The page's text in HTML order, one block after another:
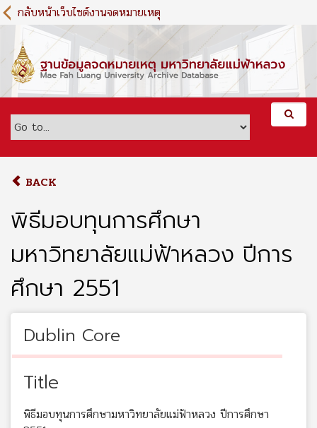
S
k
m
c
กลับหน้าเว็บไซต์งานจดหมายเหตุ
BACK
พิธีมอบทุนการศึกษา
มหาวิทยาลัยแม่ฟ้าหลวง ปีการ
ศึกษา 2551
Dublin Core
Title
พิธีมอบทุนการศึกษามหาวิทยาลัยแม่ฟ้าหลวง ปีการศึกษา